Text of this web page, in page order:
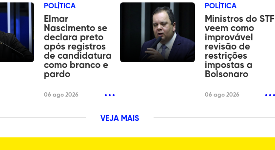
POLÍTICA
Elmar
Nascimento se
declara preto
após registros
de candidatura
como branco e
pardo
06 ago 2026
POLÍTICA
Ministros do STF
veem como
improvável
revisão de
restrições
impostas a
Bolsonaro
06 ago 2026
VEJA MAIS